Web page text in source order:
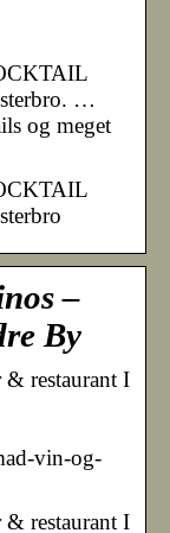
…
og meget
–
By
restaurant I
vin-og-
restaurant I